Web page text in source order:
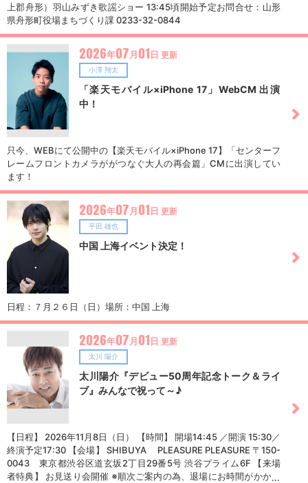
3:59オフィシャル1次先行：7月14日（火）12:00〜7月27日（月）2
3:59シリウス先行：7月24日（金） 12:00 ～ 8月11日（火）23:59※
7月24日発売の月刊シリウス、8月7日発売の新刊『転生したらスラ
イムだった件 異聞 ～魔国暮らしのトリニティ～（１４）』、『転生
したらスライムだった件 クレイマンＲＥＶＥＮＧＥ（９）』の帯に
掲載オフィシャル2次先行：7月28日（火）12:00〜8月11日（火）2
3:59プレリクエスト1次先行(先着)：8月16日（日）12:00〜8月24日
（月）22:00一般発売(先着)：8月29日（土）12:00〜
上郡舟形）羽山みずき歌謡ショー 13:45頃開始予定お問合せ：山形
県舟形町役場まちづくり課 0233-32-0844
2026年07 月01日 更新
小澤 翔太
「楽天モバイル×iPhone 17」WebCM 出演
中！
只今、WEBにて公開中の【楽天モバイル×iPhone 17】「センターフ
レームフロントカメラががつなぐ大人の再会篇」CMに出演してい
ます！
2026年07 月01日 更新
平田 雄也
中国 上海イベント決定！
日程：７月２６日（日）場所：中国 上海
2026年07 月01日 更新
太川 陽介
​太川陽介『デビュー50周年記念トーク＆ライ
ブ』みんなで祝って～♪
【日程】 2026年11月8日（日） 【時間】 開場14:45 ／開演 15:30／
終演予定17:30 【会場】 SHIBUYA PLEASURE PLEASURE 〒150-
0043 東京都渋谷区道玄坂2丁目29番5号 渋谷プライム6F 【来場
者特典】 お見送り会開催 ※順次ご案内の為、退場にお時間がかかる